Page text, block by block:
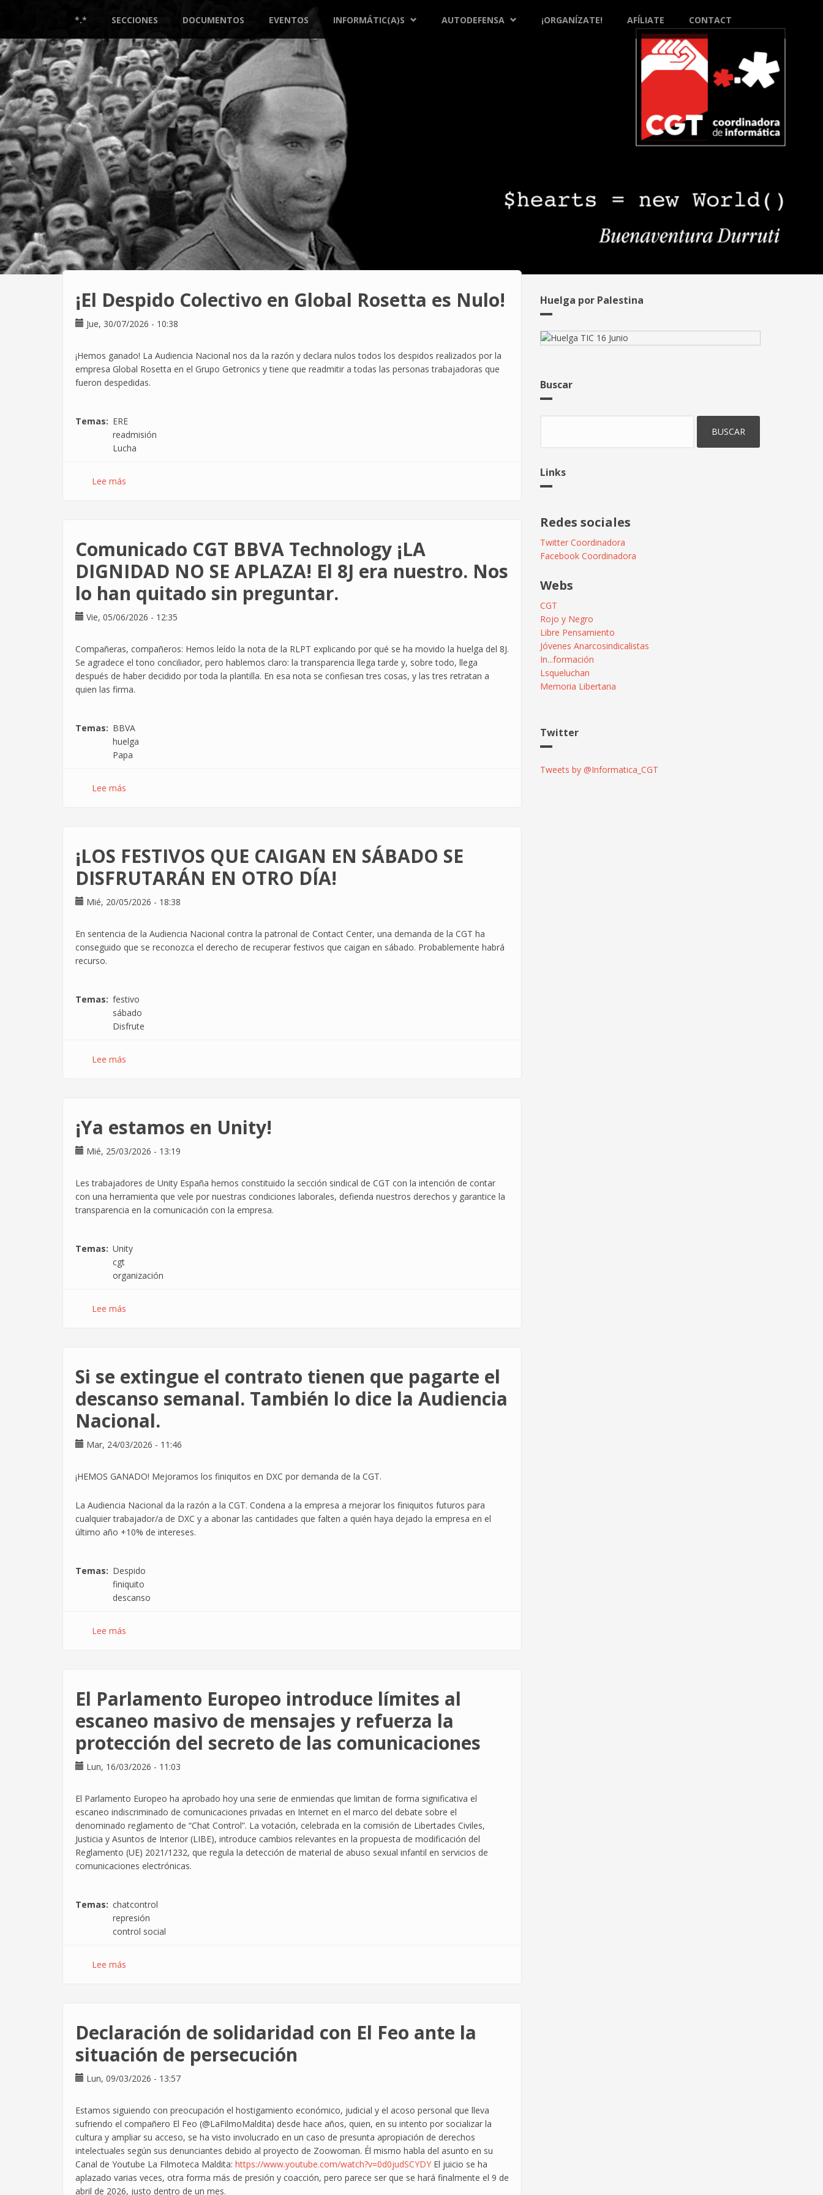
principal
*.* SECCIONES DOCUMENTOS EVENTOS INFORMÁTIC(A)S AUTODEFENSA ¡ORGANÍZATE! AFÍLIATE CONTACT
¡El Despido Colectivo en Global Rosetta es Nulo!
Jue, 30/07/2026 - 10:38
¡Hemos ganado! La Audiencia Nacional nos da la razón y declara nulos todos los despidos realizados por la
empresa Global Rosetta en el Grupo Getronics y tiene que readmitir a todas las personas trabajadoras que
fueron despedidas.
Temas
ERE
readmisión
Lucha
Lee más
Global
Rosetta
es
Nulo!
Comunicado CGT BBVA Technology ¡LA
DIGNIDAD NO SE APLAZA! El 8J era nuestro. Nos
lo han quitado sin preguntar.
Vie, 05/06/2026 - 12:35
Compañeras, compañeros: Hemos leído la nota de la RLPT explicando por qué se ha movido la huelga del 8J.
Se agradece el tono conciliador, pero hablemos claro: la transparencia llega tarde y, sobre todo, llega
después de haber decidido por toda la plantilla. En esa nota se confiesan tres cosas, y las tres retratan a
quien las firma.
Temas
BBVA
huelga
Papa
Lee más
¡LA
DIGNIDAD
NO
APLAZA!
8J
era
han
quitado
sin
¡LOS FESTIVOS QUE CAIGAN EN SÁBADO SE
DISFRUTARÁN EN OTRO DÍA!
Mié, 20/05/2026 - 18:38
En sentencia de la Audiencia Nacional contra la patronal de Contact Center, una demanda de la CGT ha
conseguido que se reconozca el derecho de recuperar festivos que caigan en sábado. Probablemente habrá
recurso.
Temas
festivo
sábado
Disfrute
Lee más
EN
SE
EN
OTRO
DÍA!
¡Ya estamos en Unity!
Mié, 25/03/2026 - 13:19
Les trabajadores de Unity España hemos constituido la sección sindical de CGT con la intención de contar
con una herramienta que vele por nuestras condiciones laborales, defienda nuestros derechos y garantice la
transparencia en la comunicación con la empresa.
Temas
Unity
cgt
organización
Lee más
Si se extingue el contrato tienen que pagarte el
descanso semanal. También lo dice la Audiencia
Nacional.
Mar, 24/03/2026 - 11:46
¡HEMOS GANADO! Mejoramos los finiquitos en DXC por demanda de la CGT.
La Audiencia Nacional da la razón a la CGT. Condena a la empresa a mejorar los finiquitos futuros para
cualquier trabajador/a de DXC y a abonar las cantidades que falten a quién haya dejado la empresa en el
último año +10% de intereses.
Temas
Despido
finiquito
descanso
Lee más
contrato
que
pagarte
el
descanso
lo
dice
la
Audiencia
Nacional.
El Parlamento Europeo introduce límites al
escaneo masivo de mensajes y refuerza la
protección del secreto de las comunicaciones
Lun, 16/03/2026 - 11:03
El Parlamento Europeo ha aprobado hoy una serie de enmiendas que limitan de forma significativa el
escaneo indiscriminado de comunicaciones privadas en Internet en el marco del debate sobre el
denominado reglamento de “Chat Control”. La votación, celebrada en la comisión de Libertades Civiles,
Justicia y Asuntos de Interior (LIBE), introduce cambios relevantes en la propuesta de modificación del
Reglamento (UE) 2021/1232, que regula la detección de material de abuso sexual infantil en servicios de
comunicaciones electrónicas.
Temas
chatcontrol
represión
control social
Lee más
límites
al
escaneo
de
y
refuerza
la
protección
del
secreto
Declaración de solidaridad con El Feo ante la
situación de persecución
Lun, 09/03/2026 - 13:57
Estamos siguiendo con preocupación el hostigamiento económico, judicial y el acoso personal que lleva
sufriendo el compañero El Feo (@LaFilmoMaldita) desde hace años, quien, en su intento por socializar la
cultura y ampliar su acceso, se ha visto involucrado en un caso de presunta apropiación de derechos
intelectuales según sus denunciantes debido al proyecto de Zoowoman. Él mismo habla del asunto en su
Canal de Youtube La Filmoteca Maldita: https://www.youtube.com/watch?v=0d0judSCYDY El juicio se ha
aplazado varias veces, otra forma más de presión y coacción, pero parece ser que se hará finalmente el 9 de
abril de 2026, justo dentro de un mes.
Huelga por Palestina
Buscar
Links
Redes sociales
Twitter Coordinadora
Facebook Coordinadora
Webs
CGT
Rojo y Negro
Libre Pensamiento
Jóvenes Anarcosindicalistas
In...formación
Lsqueluchan
Memoria Libertaria
Twitter
Tweets by @Informatica_CGT